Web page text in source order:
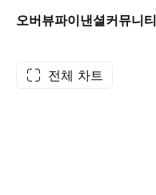
오버뷰파이낸셜커뮤니티
전체 차트